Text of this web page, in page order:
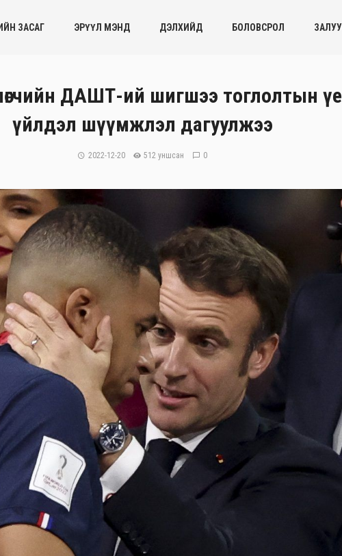
ЗАСАГ ЭРҮҮЛ МЭНД ДЭЛХИЙД БОЛОВСРОЛ
ДАШТ-ий шигшээ тоглолтын
үйлдэл шүүмжлэл дагуулжээ
2022-12-20 512 уншсан 0